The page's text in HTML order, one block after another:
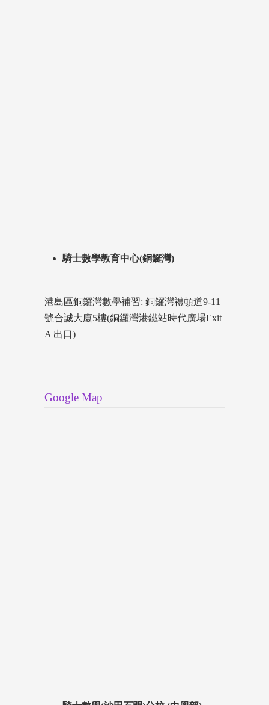
騎士數學教育中心(銅鑼灣)
港島區銅鑼灣數學補習: 銅鑼灣禮頓道9-11
號合誠大廈5樓(銅鑼灣港鐵站時代廣場Exit
A 出口)
Google Map